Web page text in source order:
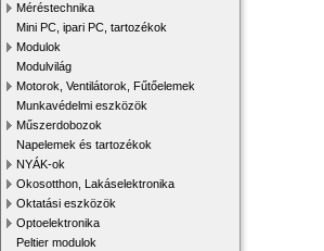
Méréstechnika
Mini PC, ipari PC, tartozékok
Modulok
Modulvilág
Motorok, Ventilátorok, Fűtőelemek
Munkavédelmi eszközök
Műszerdobozok
Napelemek és tartozékok
NYÁK-ok
Okosotthon, Lakáselektronika
Oktatási eszközök
Optoelektronika
Peltier modulok